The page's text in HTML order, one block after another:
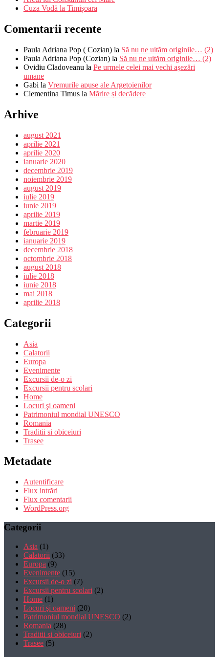
Cuza Vodă la Timișoara
Comentarii recente
Paula Adriana Pop ( Cozian) la Să nu ne uităm originile… (2)
Paula Adriana Pop (Cozian) la Să nu ne uităm originile… (2)
Ovidiu Cladoveanu la Pe urmele celei mai vechi aşezări
umane
Gabi la Vremurile apuse ale Argetoienilor
Clementina Timus la Mărire și decădere
Arhive
august 2021
aprilie 2021
aprilie 2020
ianuarie 2020
decembrie 2019
noiembrie 2019
august 2019
iulie 2019
iunie 2019
aprilie 2019
martie 2019
februarie 2019
ianuarie 2019
decembrie 2018
octombrie 2018
august 2018
iulie 2018
iunie 2018
mai 2018
aprilie 2018
Categorii
Asia
Calatorii
Europa
Evenimente
Excursii de-o zi
Excursii pentru scolari
Home
Locuri şi oameni
Patrimoniul mondial UNESCO
Romania
Traditii si obiceiuri
Trasee
Metadate
Autentificare
Flux intrări
Flux comentarii
WordPress.org
Categorii
Asia (1)
Calatorii (33)
Europa (9)
Evenimente (15)
Excursii de-o zi (7)
Excursii pentru scolari (2)
Home (1)
Locuri şi oameni (20)
Patrimoniul mondial UNESCO (2)
Romania (28)
Traditii si obiceiuri (2)
Trasee (5)